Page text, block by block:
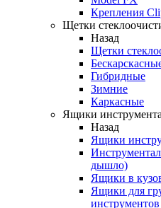
Крепления
Щетки
Назад
Щетки
Гибридные
Зимние
Каркасные
Ящики
Назад
Ящики
дышло)
Ящики в
Ящики для
инструментов